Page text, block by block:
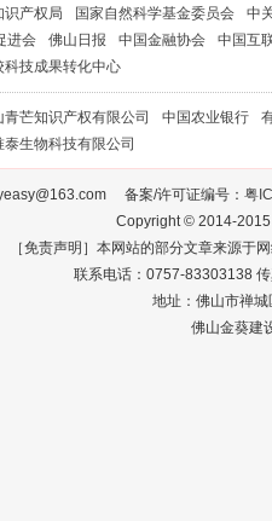
识产权局 国家自然科学基金委员会
中
进会
佛山日报 中国金融协会
中国互
科技成果转化中心
青芒知识产权有限公司 中国农业银行
泰生物科技有限公司
备案/许可证编号： 粤
Copyright © 2014-
［免责声明］本网站的部分文章来源于
联系电话：0757-83303138
地址：佛山市禅
佛山金葵建